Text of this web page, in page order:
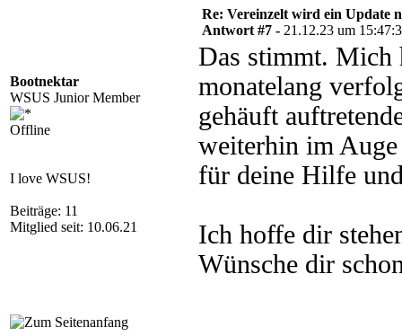
Bootnektar
WSUS Junior Member
Offline
I love WSUS!
Beiträge: 11
Mitglied seit: 10.06.21
Re: Vereinzelt wird ein Update
Antwort #7 - 21.12.23 um
Das stimmt. Mich
monatelang
gehäuft
weiterhin im
für deine Hilfe
Ich hoffe dir
Wünsche dir